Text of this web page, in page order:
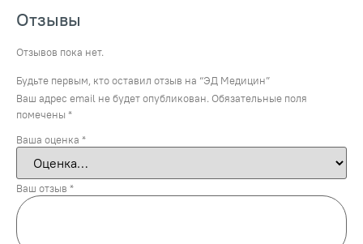
Отзывы
Отзывов пока нет.
Будьте первым, кто оставил отзыв на “ЭД Медицин”
Ваш адрес email не будет опубликован. Обязательные поля
помечены *
Ваша оценка *
Ваш отзыв *